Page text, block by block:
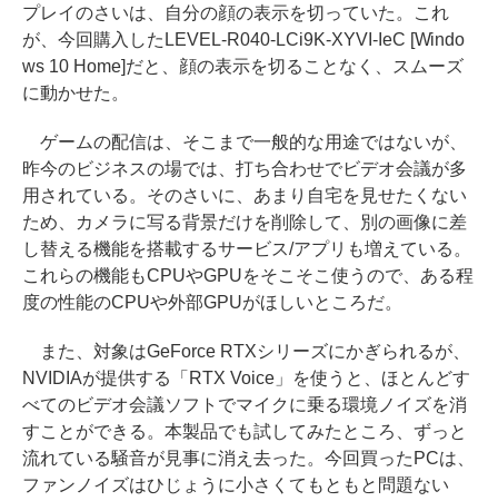
プレイのさいは、自分の顔の表示を切っていた。これ
が、今回購入したLEVEL-R040-LCi9K-XYVI-IeC [Windo
ws 10 Home]だと、顔の表示を切ることなく、スムーズ
に動かせた。
ゲームの配信は、そこまで一般的な用途ではないが、
昨今のビジネスの場では、打ち合わせでビデオ会議が多
用されている。そのさいに、あまり自宅を見せたくない
ため、カメラに写る背景だけを削除して、別の画像に差
し替える機能を搭載するサービス/アプリも増えている。
これらの機能もCPUやGPUをそこそこ使うので、ある程
度の性能のCPUや外部GPUがほしいところだ。
また、対象はGeForce RTXシリーズにかぎられるが、
NVIDIAが提供する「RTX Voice」を使うと、ほとんどす
べてのビデオ会議ソフトでマイクに乗る環境ノイズを消
すことができる。本製品でも試してみたところ、ずっと
流れている騒音が見事に消え去った。今回買ったPCは、
ファンノイズはひじょうに小さくてもともと問題ない